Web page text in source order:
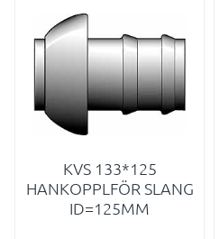
KVS 133*125
HANKOPPLFÖR SLANG
ID=125MM